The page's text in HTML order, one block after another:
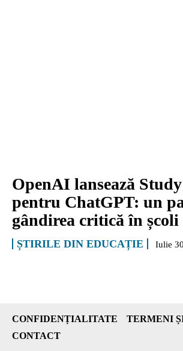
OpenAI lansează
pentru ChatGPT: un
gândirea critică în școli
ȘTIRILE DIN EDUCAȚIE Iulie
CONFIDENȚIALITATE
TERMENI
CONTACT